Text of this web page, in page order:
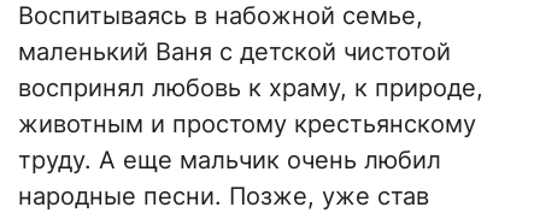
Воспитываясь в набожной семье,
маленький Ваня с детской чистотой
воспринял любовь к храму, к природе,
животным и простому крестьянскому
труду. А еще мальчик очень любил
народные песни. Позже, уже став